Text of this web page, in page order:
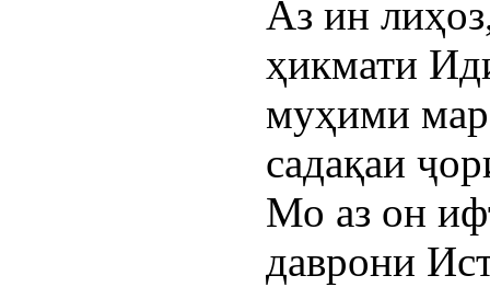
Аз ин
ҳикмати
муҳими
садақаи
Мо аз он
даврони